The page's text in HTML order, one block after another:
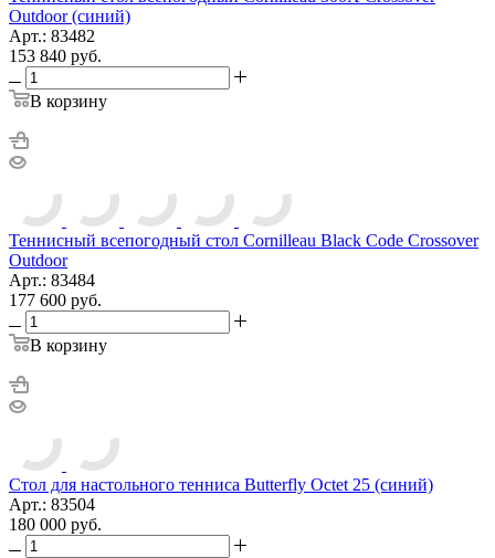
Outdoor (синий)
Арт.: 83482
153 840 руб.
В корзину
Теннисный всепогодный стол Cornilleau Black Code Crossover
Outdoor
Арт.: 83484
177 600 руб.
В корзину
Стол для настольного тенниса Butterfly Octet 25 (синий)
Арт.: 83504
180 000 руб.